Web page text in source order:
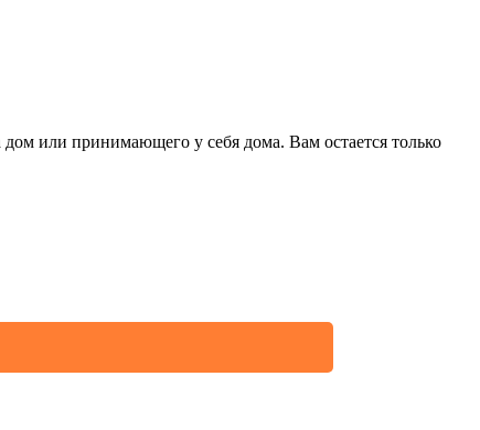
или принимающего у себя дома. Вам остается только